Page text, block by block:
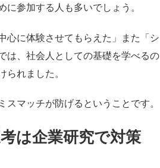
参加する人も多いでしょう。
心に体験させてもらえた」また「シ
は、社会人としての基礎を学べるの
れました。
マッチが防げるということです。
は企業研究で対策